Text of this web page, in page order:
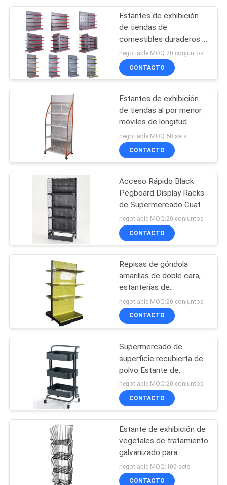
UNA
CITA
MAPA
DEL
SITIO
PRIVACY
POLICY
almacenamiento de
alta densidad
Piezas para
estanterías de
alambre
22
Carro utilitario de
alambre
41
Cestas de rejilla
metálica
Contenedor de
alambre plegable
Estantes de exhibición
de tiendas de
comestibles duraderos /
accesorios de exhibición
de tiendas de
combinación múltiple en
negotiable MOQ:20 conjuntos
CONTACTO
Estantes de exhibición
de tiendas al por menor
móviles de longitud
personalizada Cuatro
niveles para
almacenamiento de
negotiable MOQ:50 sets
CONTACTO
Acceso Rápido Black
Pegboard Display Racks
de Supermercado Cuatro
capas
negotiable MOQ:20 conjuntos
CONTACTO
Repisas de góndola
amarillas de doble cara,
estanterías de
comestibles 4 niveles
negotiable MOQ:20 conjuntos
CONTACTO
Supermercado de
superficie recubierta de
polvo Estante de
exhibición de 3 niveles
con ruedas
negotiable MOQ:20 conjuntos
CONTACTO
Estante de exhibición de
vegetales de tratamiento
galvanizado para
supermercado con
cuatro cestas
negotiable MOQ:100 sets
CONTACTO